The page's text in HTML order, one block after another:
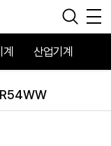
산업기계